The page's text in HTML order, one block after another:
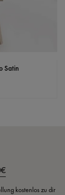
Satin
kostenlos zu dir